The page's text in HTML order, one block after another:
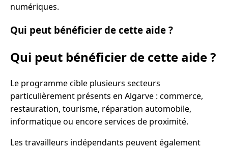
numériques.
Qui peut bénéficier de cette aide ?
Qui peut bénéficier de cette aide ?
Le programme cible plusieurs secteurs
particulièrement présents en Algarve : commerce,
restauration, tourisme, réparation automobile,
informatique ou encore services de proximité.
Les travailleurs indépendants peuvent également